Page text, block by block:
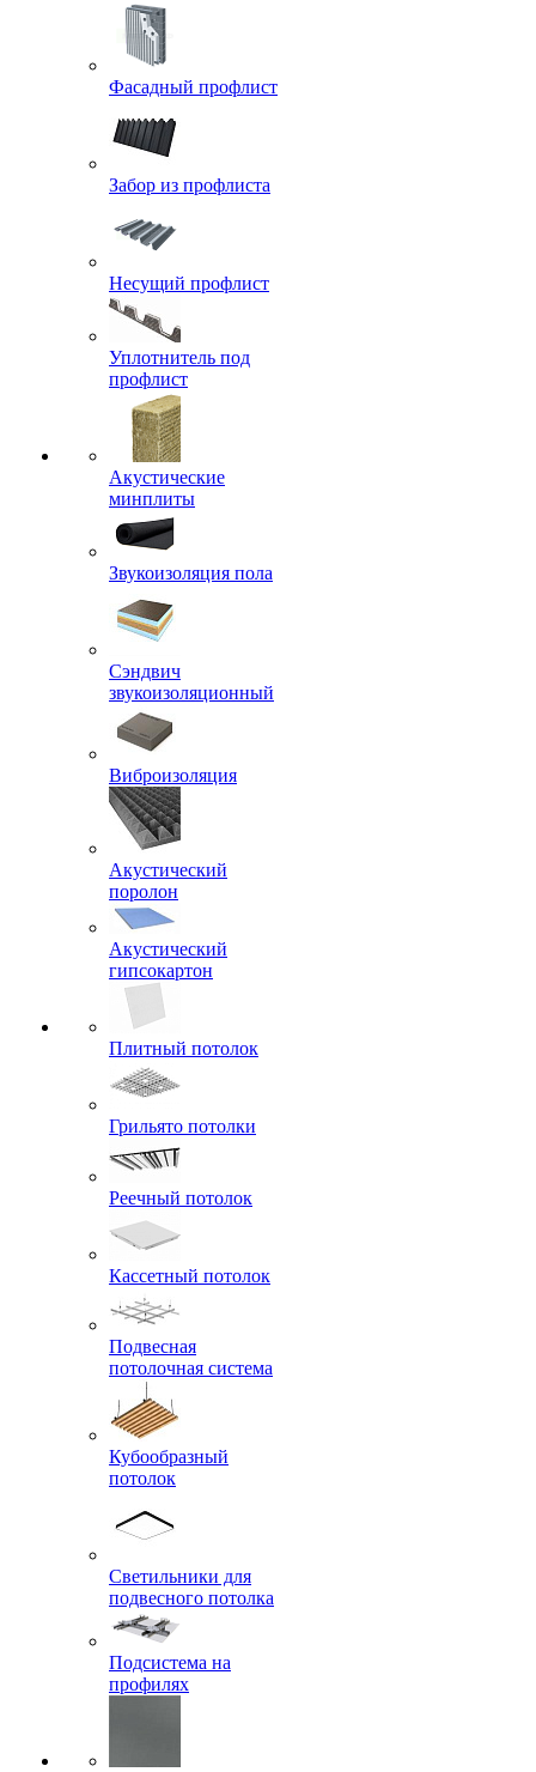
Фасадный профлист
Забор из профлиста
Несущий профлист
Уплотнитель под
профлист
Акустические
минплиты
Звукоизоляция пола
Сэндвич
звукоизоляционный
Виброизоляция
Акустический
поролон
Акустический
гипсокартон
Плитный потолок
Грильято потолки
Реечный потолок
Кассетный потолок
Подвесная
потолочная система
Кубообразный
потолок
Светильники для
подвесного потолка
Подсистема на
профилях